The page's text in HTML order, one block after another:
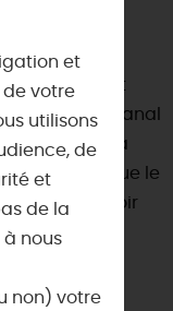
"la
131 ponts et
par le Canal
De plus, la
tels que le
sans avoir
de visiter : le
et
de votre
utilisons
de
et
de la
nous
non) votre